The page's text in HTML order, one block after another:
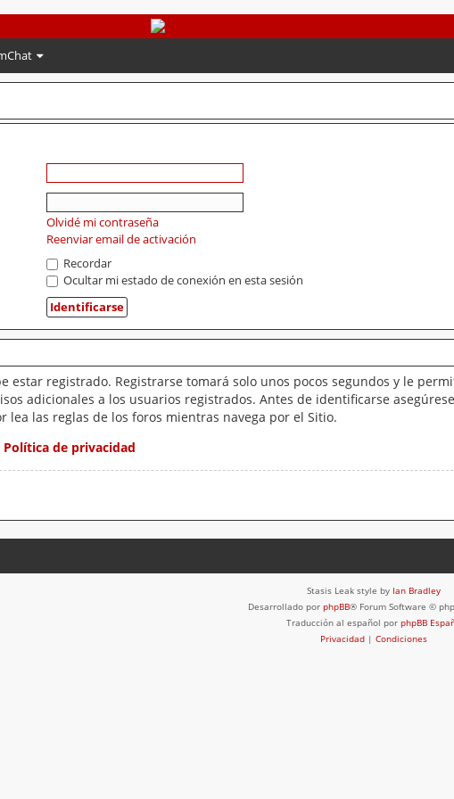
Olvidé mi contraseña
Reenviar email de activación
Recordar
Ocultar mi estado de conexión en esta sesión
estar registrado. Registrarse tomará solo unos pocos segundos y le
adicionales a los usuarios registrados. Antes de identificarse
lea las reglas de los foros mientras navega por el Sitio.
Política de privacidad
Stasis Leak style by Ian Bradley
Desarrollado por phpBB® Forum Software ©
Traducción al español por phpBB
Privacidad | Condiciones